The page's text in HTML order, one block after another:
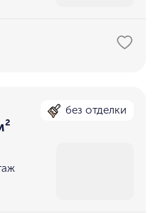
без отделки